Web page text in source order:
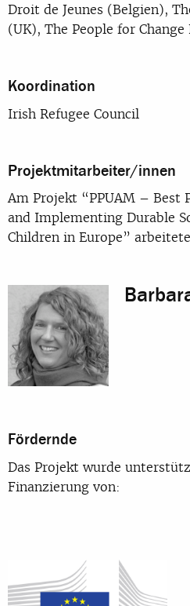
Droit de Jeunes (Belgien),
(UK), The People for
Koordination
Irish Refugee Council
Projektmitarbeiter/innen
Am Projekt “PPUAM – Best
and Implementing Durable
Children in Europe”
Fördernde
Das Projekt wurde
Finanzierung von: